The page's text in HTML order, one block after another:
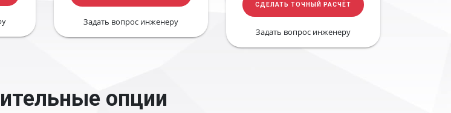
Задать вопрос инженеру
СДЕЛАТЬ ТОЧНЫЙ РАСЧЁТ
Задать вопрос инженеру
опции